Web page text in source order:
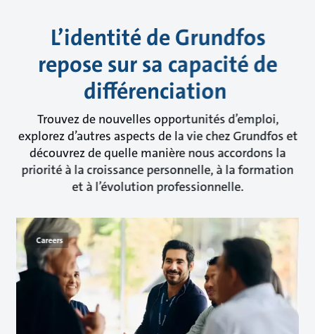
L’identité de Grundfos
repose sur sa capacité de
différenciation
Trouvez de nouvelles opportunités d’emploi,
explorez d’autres aspects de la vie chez Grundfos et
découvrez de quelle manière nous accordons la
priorité à la croissance personnelle, à la formation
et à l’évolution professionnelle.
Careers